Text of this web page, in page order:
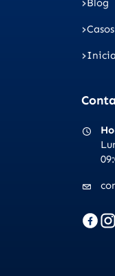
Blog